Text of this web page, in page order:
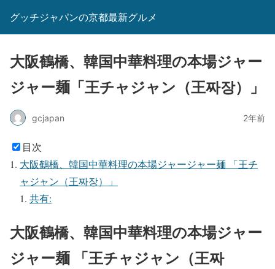
グッチジャパンの京都最新グルメ
大阪鶴橋、韓国中華料理の本場ジャー
ジャー麺「王チャジャン（王짜장）」
gcjapan 2年前
目次
大阪鶴橋、韓国中華料理の本場ジャージャー麺 「王チ
ャジャン（王짜장）」
共有:
大阪鶴橋、韓国中華料理の本場ジャー
ジャー麺 「王チャジャン（王짜